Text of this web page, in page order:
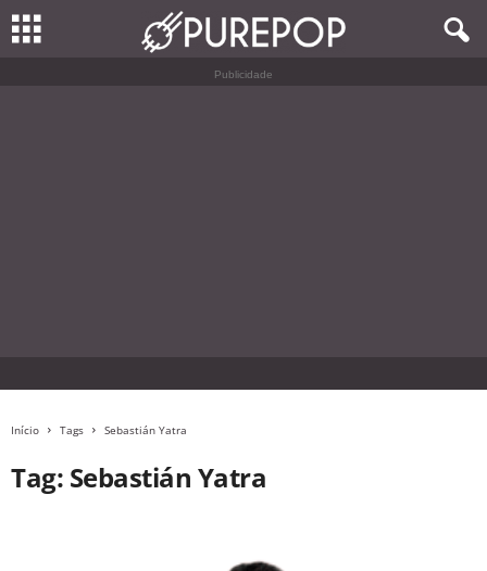
Publicidade
Início Tags Sebastián Yatra
Tag: Sebastián Yatra